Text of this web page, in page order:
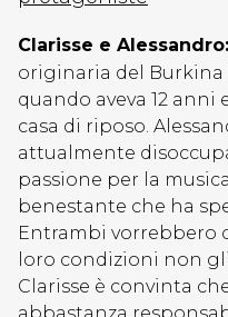
Clarisse e Alessandro:
originaria del Burkina
quando aveva 12 anni
casa di riposo.
attualmente
passione per la
benestante che ha
Entrambi vorrebbero
loro condizioni non
Clarisse è convinta